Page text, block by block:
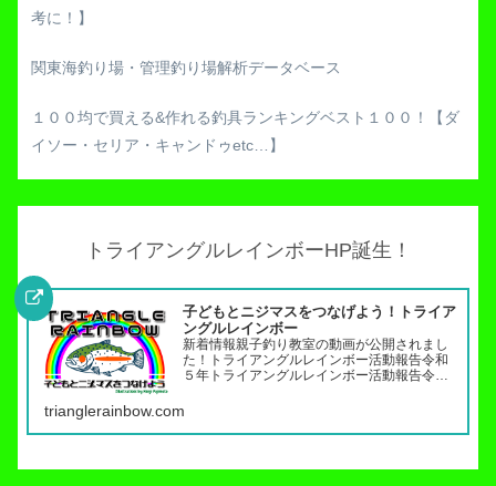
考に！】
関東海釣り場・管理釣り場解析データベース
１００均で買える&作れる釣具ランキングベスト１００！【ダ
イソー・セリア・キャンドゥetc…】
トライアングルレインボーHP誕生！
子どもとニジマスをつなげよう！トライア
ングルレインボー
新着情報親子釣り教室の動画が公開されまし
た！トライアングルレインボー活動報告令和
５年トライアングルレインボー活動報告令和
月〜１２月）令和４年トライアングルレイン
trianglerainbow.com